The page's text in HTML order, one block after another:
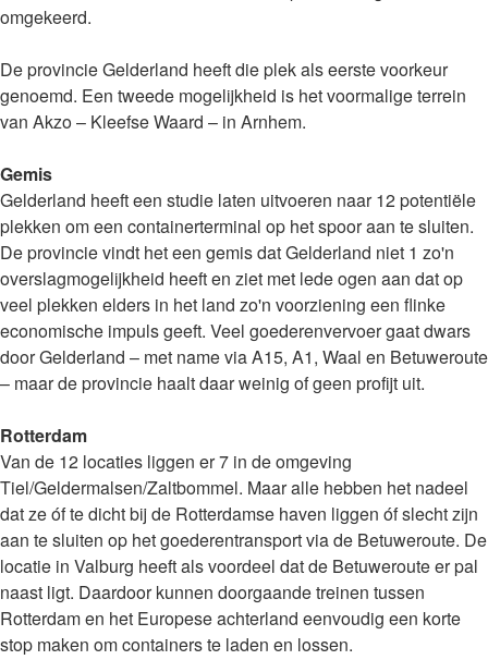
omgekeerd.
De provincie Gelderland heeft die plek als eerste voorkeur
genoemd. Een tweede mogelijkheid is het voormalige terrein
van Akzo – Kleefse Waard – in Arnhem.
Gemis
Gelderland heeft een studie laten uitvoeren naar 12 potentiële
plekken om een containerterminal op het spoor aan te sluiten.
De provincie vindt het een gemis dat Gelderland niet 1 zo'n
overslagmogelijkheid heeft en ziet met lede ogen aan dat op
veel plekken elders in het land zo'n voorziening een flinke
economische impuls geeft. Veel goederenvervoer gaat dwars
door Gelderland – met name via A15, A1, Waal en Betuweroute
– maar de provincie haalt daar weinig of geen profijt uit.
Rotterdam
Van de 12 locaties liggen er 7 in de omgeving
Tiel/Geldermalsen/Zaltbommel. Maar alle hebben het nadeel
dat ze óf te dicht bij de Rotterdamse haven liggen óf slecht zijn
aan te sluiten op het goederentransport via de Betuweroute. De
locatie in Valburg heeft als voordeel dat de Betuweroute er pal
naast ligt. Daardoor kunnen doorgaande treinen tussen
Rotterdam en het Europese achterland eenvoudig een korte
stop maken om containers te laden en lossen.